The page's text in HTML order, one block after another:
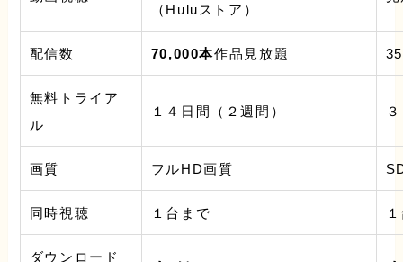
（Huluストア）
配信数 70,000本作品見放題
無料トライア
ル
１４日間（２週間）
画質 フルHD画質
同時視聴 １台まで
ダウンロード